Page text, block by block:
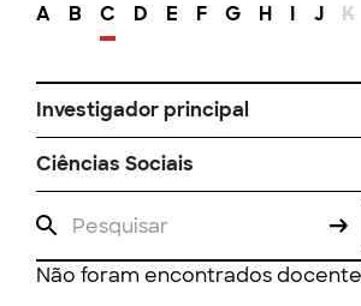
A B C D E F G H I J K
Investigador principal
Ciências Sociais
Não foram encontrados